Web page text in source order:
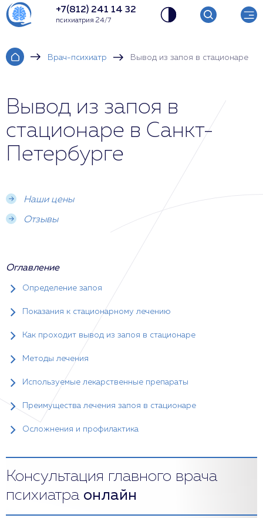
+7(812) 241 14 32
психиатрия 24/7
Врач-психиатр Вывод из запоя в стационаре
Вывод из запоя в
стационаре в Санкт-
Петербурге
Наши цены
Отзывы
Оглавление
Определение запоя
Показания к стационарному лечению
Как проходит вывод из запоя в стационаре
Методы лечения
Используемые лекарственные препараты
Преимущества лечения запоя в стационаре
Осложнения и профилактика
Консультация главного врача
психиатра онлайн